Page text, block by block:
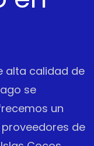
alta calidad de
se
un
de